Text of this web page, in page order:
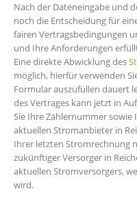
Nach der Dateneingabe und
noch die Entscheidung für
fairen Vertragsbedingungen
und Ihre Anforderungen
Eine direkte Abwicklung des
möglich, hierfür verwenden
Formular auszufüllen dauert
des Vertrages kann jetzt in
Sie Ihre Zählernummer
aktuellen Stromanbieter in
Ihrer letzten Stromrechnung
zukünftiger Versorger in
aktuellen Stromversorgers,
wird.